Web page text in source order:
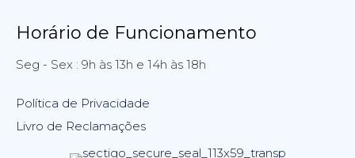
Horário de Funcionamento
Seg - Sex : 9h às 13h e 14h às 18h
Política de Privacidade
Livro de Reclamações